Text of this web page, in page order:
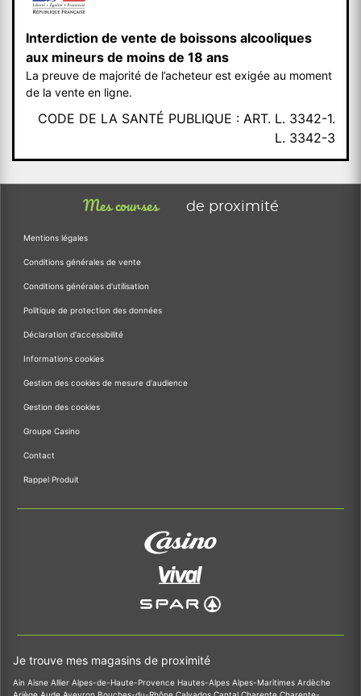
Interdiction de vente de boissons alcooliques
aux mineurs de moins de 18 ans
La preuve de majorité de l’acheteur est exigée au moment
de la vente en ligne.
CODE DE LA SANTÉ PUBLIQUE : ART. L. 3342-1.
L. 3342-3
Mes courses de proximité
Mentions légales
Conditions générales de vente
Conditions générales d'utilisation
Politique de protection des données
Déclaration d'accessibilité
Informations cookies
Gestion des cookies de mesure d'audience
Gestion des cookies
Groupe Casino
Contact
Rappel Produit
Je trouve mes magasins de proximité
Ain Aisne Allier Alpes-de-Haute-Provence Hautes-Alpes Alpes-Maritimes Ardèche